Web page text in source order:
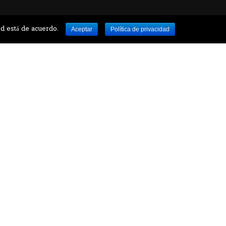
está de acuerdo. Aceptar Política de privacidad